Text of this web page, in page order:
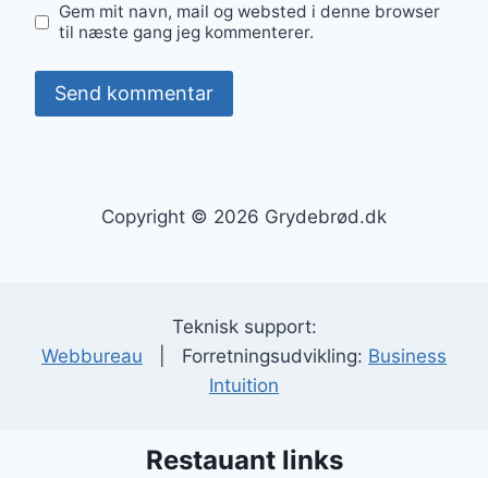
Gem mit navn, mail og websted i denne browser
til næste gang jeg kommenterer.
Copyright © 2026 Grydebrød.dk
Teknisk support:
Webbureau | Forretningsudvikling: Business
Intuition
Restauant links